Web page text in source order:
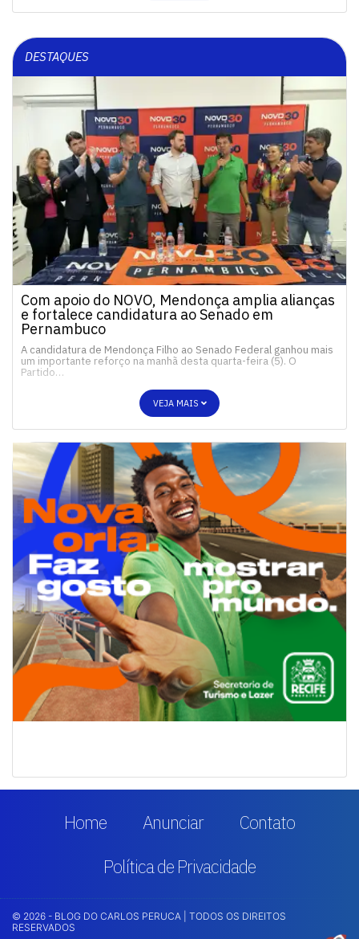
DESTAQUES
Com apoio do NOVO, Mendonça amplia alianças
e fortalece candidatura ao Senado em
Pernambuco
A candidatura de Mendonça Filho ao Senado Federal ganhou mais
um importante reforço na manhã desta quarta-feira (5). O
Partido…
VEJA MAIS
Home Anunciar
Contato
Política de Privacidade
© 2026 - BLOG DO CARLOS PERUCA | TODOS OS DIREITOS
RESERVADOS